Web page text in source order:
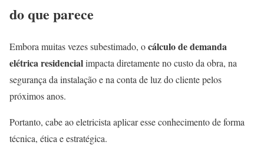
do que parece
Embora muitas vezes subestimado, ocálculo de demanda
elétrica residencialimpacta diretamente no custo da obra, na
segurança da instalação e na conta de luz do cliente pelos
próximos anos.
Portanto, cabe ao eletricista aplicar esse conhecimento de forma
técnica, ética e estratégica.